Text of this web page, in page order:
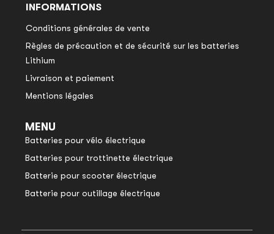
INFORMATIONS
Conditions générales de vente
Règles de précaution et de sécurité sur les batteries
Lithium
Livraison et paiement
Mentions légales
MENU
Batteries pour vélo électrique
Batteries pour trottinette électrique
Batterie pour scooter électrique
Batterie pour outillage électrique